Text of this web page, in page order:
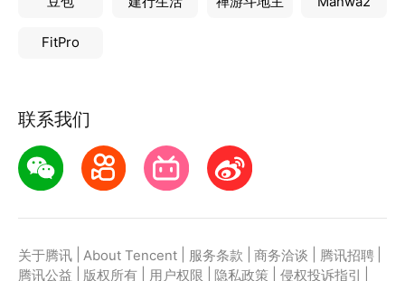
FitPro
联系我们
关于腾讯 About Tencent 服务条款 商务洽谈 腾讯招聘
腾讯公益
版权所有 用户权限 隐私政策 侵权投诉指引